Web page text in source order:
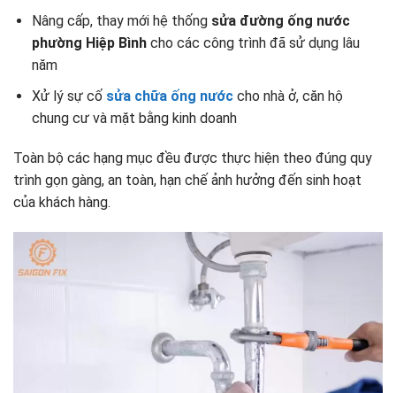
Nâng cấp, thay mới hệ thống sửa đường ống nước
phường Hiệp Bìnhcho các công trình đã sử dụng lâu
năm
Xử lý sự cố sửa chữa ống nước cho nhà ở, căn hộ
chung cư và mặt bằng kinh doanh
Toàn bộ các hạng mục đều được thực hiện theo đúng quy
trình gọn gàng, an toàn, hạn chế ảnh hưởng đến sinh hoạt
của khách hàng.